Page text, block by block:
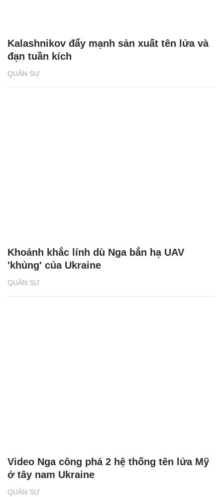
QUÂN SỰ
Kalashnikov đẩy mạnh sản xuất tên lửa và
đạn tuần kích
QUÂN SỰ
Khoảnh khắc lính dù Nga bắn hạ UAV
'khủng' của Ukraine
QUÂN SỰ
Video Nga công phá 2 hệ thống tên lửa Mỹ
ở tây nam Ukraine